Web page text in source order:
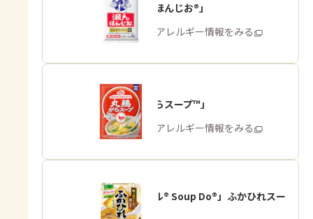
「瀬戸のほんじお®」
商品・アレルギー情報をみる
「丸鶏がらスープ™」
商品・アレルギー情報をみる
「クノール® Soup Do®」ふかひれスー
プ用